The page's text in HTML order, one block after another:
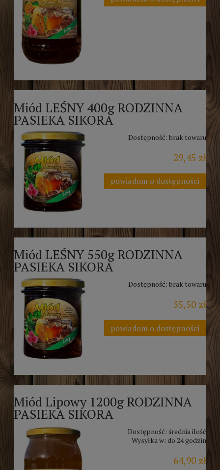
Miód LEŚNY 400g RODZINNA
PASIEKA SIKORA
Dostępność: brak towaru
29,45 zł
powiadom o dostępności
Miód LEŚNY 550g RODZINNA
PASIEKA SIKORA
Dostępność: brak towaru
35,50 zł
powiadom o dostępności
Miód Lipowy 1200g RODZINNA
PASIEKA SIKORA
Dostępność: średnia ilość
Wysyłka w: do 24 godzin
64,90 zł